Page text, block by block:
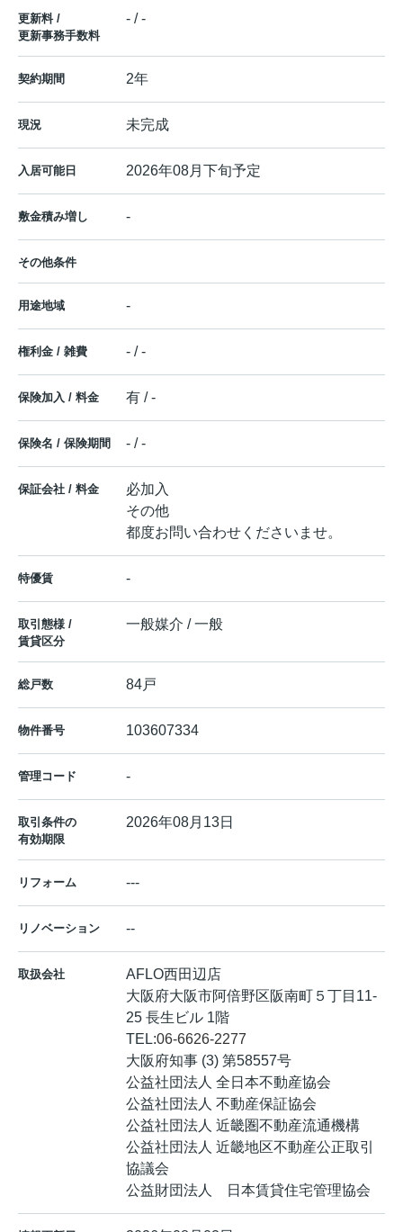
更新料 /
更新事務手数料
- / -
契約期間 2年
現況 未完成
入居可能日 2026年08月下旬予定
敷金積み増し -
その他条件
用途地域 -
権利金 / 雑費 - / -
保険加入 / 料金 有 / -
保険名 / 保険期間 - / -
保証会社 / 料金
必加入
その他
都度お問い合わせくださいませ。
特優賃 -
取引態様 /
賃貸区分
一般媒介 / 一般
総戸数 84戸
物件番号 103607334
管理コード -
取引条件の
有効期限
2026年08月13日
リフォーム ---
リノベーション --
取扱会社
AFLO西田辺店
大阪府大阪市阿倍野区阪南町５丁目11-
25 長生ビル 1階
TEL:06-6626-2277
大阪府知事 (3) 第58557号
公益社団法人 全日本不動産協会
公益社団法人 不動産保証協会
公益社団法人 近畿圏不動産流通機構
公益社団法人 近畿地区不動産公正取引
協議会
公益財団法人 日本賃貸住宅管理協会